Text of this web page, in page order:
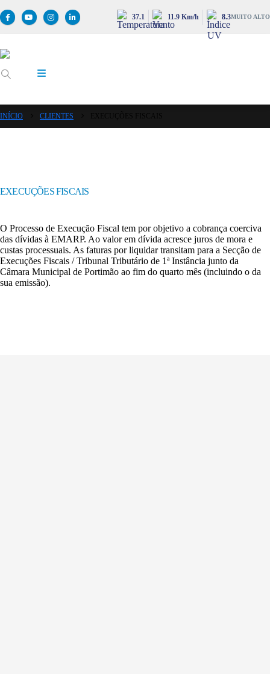
37.1 11.9 Km/h 8.3MUITO ALTO
INÍCIO CLIENTES
EXECUÇÕES FISCAIS
O Processo de Execução Fiscal tem por objetivo a cobrança coerciva
das dívidas à EMARP. Ao valor em dívida acresce juros de mora e
custas processuais. As faturas por liquidar transitam para a Secção de
Execuções Fiscais / Tribunal Tributário de 1ª Instância junto da
Câmara Municipal de Portimão ao fim do quarto mês (incluindo o da
sua emissão).